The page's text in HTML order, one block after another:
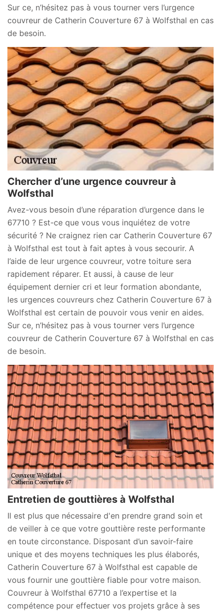
Sur ce, n’hésitez pas à vous tourner vers l’urgence
couvreur de Catherin Couverture 67 à Wolfsthal en cas
de besoin.
Chercher d’une urgence couvreur à
Wolfsthal
Avez-vous besoin d’une réparation d’urgence dans le
67710 ? Est-ce que vous vous inquiétez de votre
sécurité ? Ne craignez rien car Catherin Couverture 67
à Wolfsthal est tout à fait aptes à vous secourir. A
l’aide de leur urgence couvreur, votre toiture sera
rapidement réparer. Et aussi, à cause de leur
équipement dernier cri et leur formation abondante,
les urgences couvreurs chez Catherin Couverture 67 à
Wolfsthal est certain de pouvoir vous venir en aides.
Sur ce, n’hésitez pas à vous tourner vers l’urgence
couvreur de Catherin Couverture 67 à Wolfsthal en cas
de besoin.
Entretien de gouttières à Wolfsthal
Il est plus que nécessaire d'en prendre grand soin et
de veiller à ce que votre gouttière reste performante
en toute circonstance. Disposant d’un savoir-faire
unique et des moyens techniques les plus élaborés,
Catherin Couverture 67 à Wolfsthal est capable de
vous fournir une gouttière fiable pour votre maison.
Couvreur à Wolfsthal 67710 a l’expertise et la
compétence pour effectuer vos projets grâce à ses